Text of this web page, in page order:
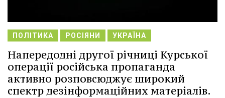
ПОЛІТИКА РОСІЯНИ УКРАЇНА
Напередодні другої річниці Курської
операції російська пропаганда
активно розповсюджує широкий
спектр дезінформаційних матеріалів.